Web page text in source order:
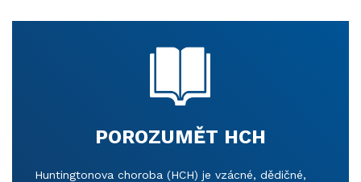
POROZUMĚT HCH
Huntingtonova choroba (HCH) je vzácné, dědičné,